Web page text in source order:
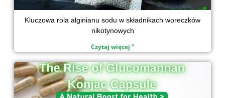
Kluczowa rola alginianu sodu w składnikach woreczków
nikotynowych
Czytaj więcej "